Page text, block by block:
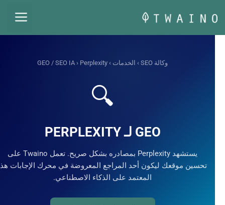
وكالة SEO ›الخدمات›
GEO / SEO IA› Perplexity
🔍
GEO لـ PERPLEXITY
يستشهد Perplexity بمصادره بشكل صريح. تعمل Twaino على
تحسين موقعك ليكون أحد المراجع المعروضة في محرك الإجابات هذا
المعتمد على الذكاء الاصطناعي.